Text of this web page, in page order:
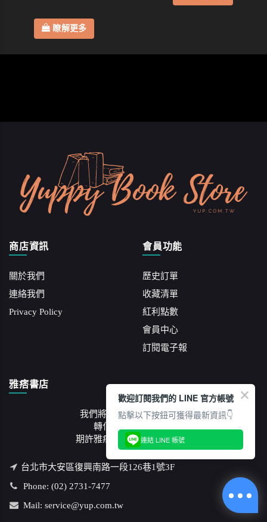
瞭解更多
商店資訊
關於我們
連絡我們
Privacy Policy
會員功能
歷史訂單
收藏清單
紅利點數
會員中心
訂閱電子報
雅痞書店
我們將紙本文字承載的知識
轉化成藝文沙龍講座
期許雅痞成為一席流動的饗宴
台北市大安區復興南路一段126巷1號3F
Phone: (02) 2731-7477
Mail: service@yup.com.tw
歡迎訂閱我們的 LINE 官方帳號
點擊以下按鈕可獲得最新資訊👇
連結 LINE 帳號